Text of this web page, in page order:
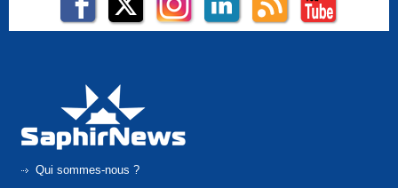
Qui sommes-nous ?